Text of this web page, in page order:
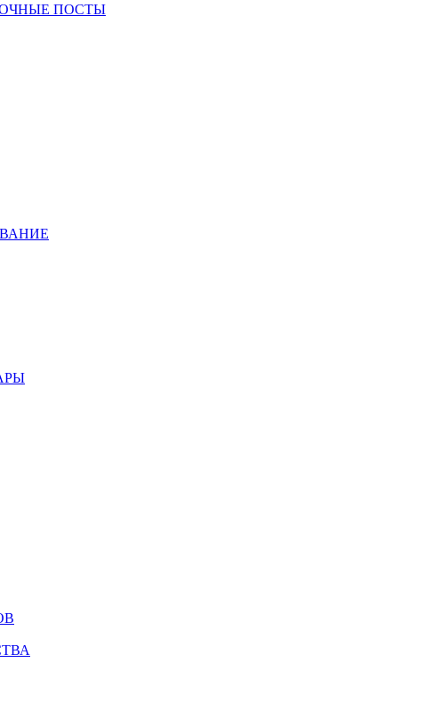
ПОСТЫ